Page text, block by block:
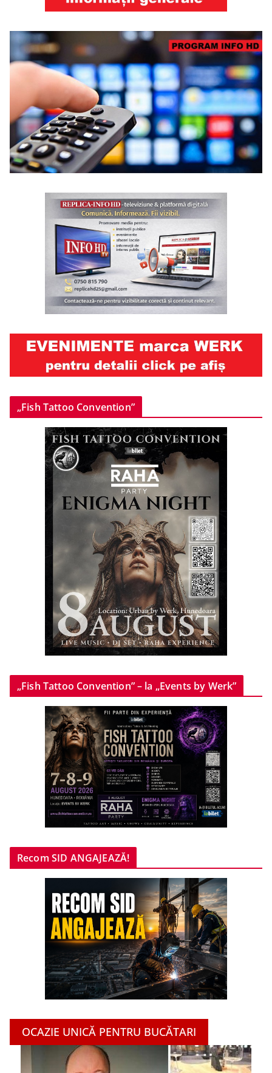
„Fish Tattoo Convention”
„Fish Tattoo Convention” – la „Events by Werk”
Recom SID ANGAJEAZĂ!
OCAZIE UNICĂ PENTRU BUCĂTARI